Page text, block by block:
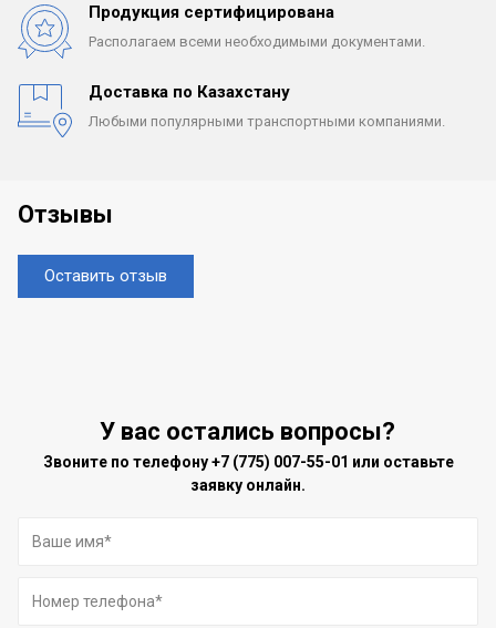
Продукция сертифицирована
Располагаем всеми необходимыми документами.
Доставка по Казахстану
Любыми популярными транспортными компаниями.
Отзывы
Оставить отзыв
У вас остались вопросы?
Звоните по телефону+7 (775) 007-55-01 или оставьте
заявку онлайн.